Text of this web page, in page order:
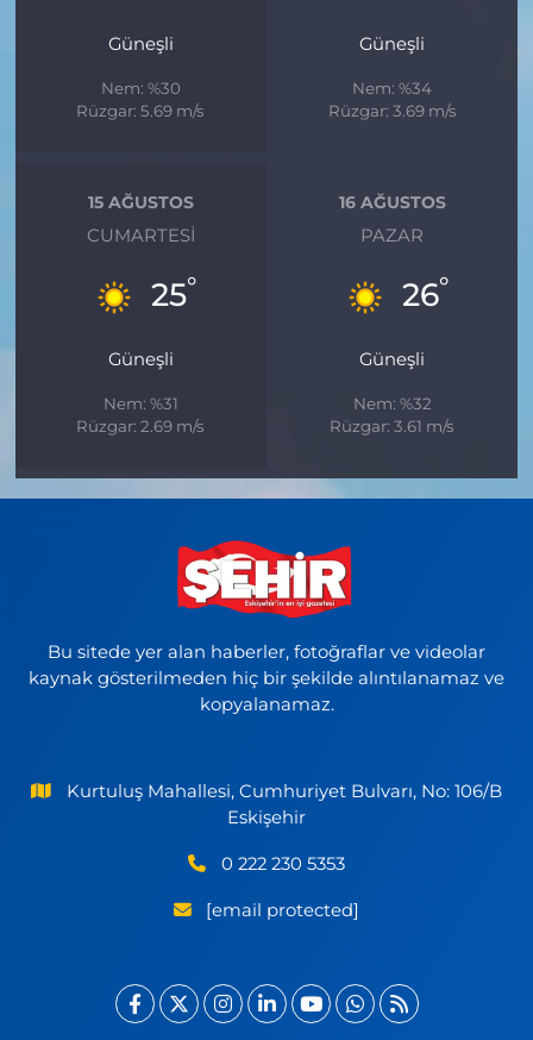
Güneşli
Nem: %30
Rüzgar: 5.69 m/s
Güneşli
Nem: %34
Rüzgar: 3.69 m/s
15 AĞUSTOS
CUMARTESI
25°
Güneşli
Nem: %31
Rüzgar: 2.69 m/s
16 AĞUSTOS
PAZAR
26°
Güneşli
Nem: %32
Rüzgar: 3.61 m/s
Bu sitede yer alan haberler, fotoğraflar ve videolar
kaynak gösterilmeden hiç bir şekilde alıntılanamaz ve
kopyalanamaz.
Kurtuluş Mahallesi, Cumhuriyet Bulvarı, No: 106/B
Eskişehir
0 222 230 5353
[email protected]